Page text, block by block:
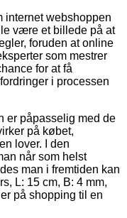
internet webshoppen
være et billede på at
foruden at online
som mestrer
for at få
i processen
er påpasselig med de
på købet,
lover. I den
når som helst
man i fremtiden kan
L: 15 cm, B: 4 mm,
på shopping til en